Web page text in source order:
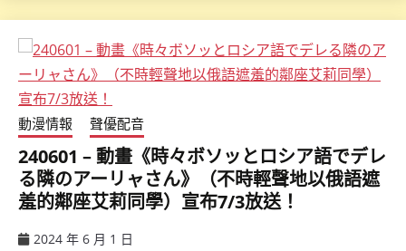
動漫情報 聲優配音
240601 – 動畫《時々ボソッとロシア語でデレ
る隣のアーリャさん》（不時輕聲地以俄語遮
羞的鄰座艾莉同學）宣布7/3放送！
2024 年 6 月 1 日